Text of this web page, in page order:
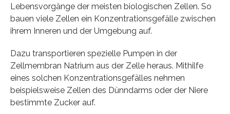
Lebensvorgänge der meisten biologischen Zellen. So
bauen viele Zellen ein Konzentrationsgefälle zwischen
ihrem Inneren und der Umgebung auf.
Dazu transportieren spezielle Pumpen in der
Zellmembran Natrium aus der Zelle heraus. Mithilfe
eines solchen Konzentrationsgefälles nehmen
beispielsweise Zellen des Dünndarms oder der Niere
bestimmte Zucker auf.